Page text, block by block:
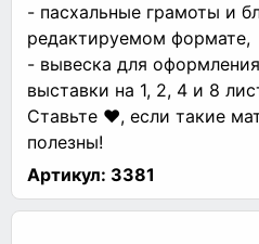
- пасхальные грамоты и
редактируемом формате,
- вывеска для
выставки на 1, 2, 4 и 8
Ставьте ❤, если такие
полезны!
Артикул: 3381